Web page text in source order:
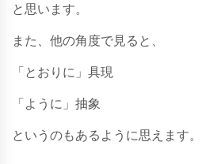
と思います。
また、他の角度で見ると、
「とおりに」具現
「ように」抽象
というのもあるように思えます。